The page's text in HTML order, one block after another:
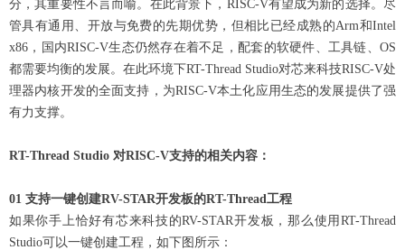
分，其重要性不言而喻。在此背景下，RISC-V有望成为新的选择。尽
管具有通用、开放与免费的先期优势，但相比已经成熟的Arm和Intel
x86，国内RISC-V生态仍然存在着不足，配套的软硬件、工具链、OS
都需要均衡的发展。在此环境下RT-Thread Studio对芯来科技RISC-V处
理器内核开发的全面支持，为RISC-V本土化应用生态的发展提供了强
有力支撑。
RT-Thread Studio 对RISC-V支持的相关内容：
01 支持一键创建RV-STAR开发板的RT-Thread工程
如果你手上恰好有芯来科技的RV-STAR开发板，那么使用RT-Thread
Studio可以一键创建工程，如下图所示：